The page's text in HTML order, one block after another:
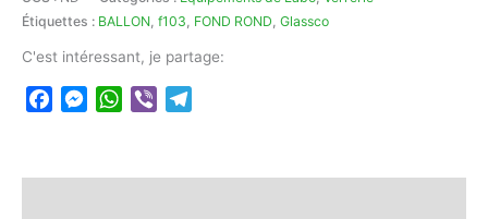
Étiquettes : BALLON f103 FOND ROND Glassco
C'est intéressant, je partage:
FacebookMessenger
WhatsApp
Viber